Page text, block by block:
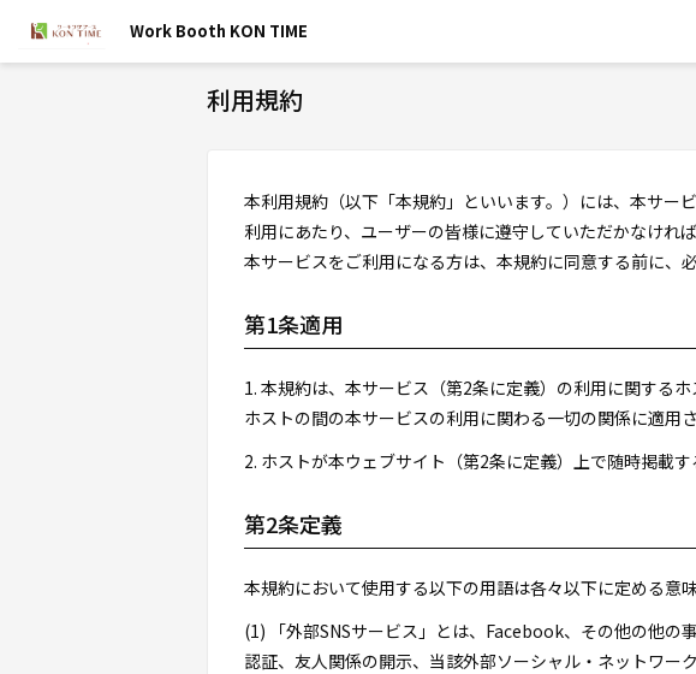
Work Booth KON TIME
利用規約
本利用規約（以下「本規約」といいます。）には、本サー
利用にあたり、ユーザーの皆様に遵守していただかなけれ
本サービスをご利用になる方は、本規約に同意する前に、
第1条適用
1. 本規約は、本サービス（第2条に定義）の利用に関する
ホストの間の本サービスの利用に関わる一切の関係に適用さ
2. ホストが本ウェブサイト（第2条に定義）上で随時掲載
第2条定義
本規約において使用する以下の用語は各々以下に定める意
(1) 「外部SNSサービス」とは、Facebook、その他の他の
認証、友人関係の開示、当該外部ソーシャル・ネットワ